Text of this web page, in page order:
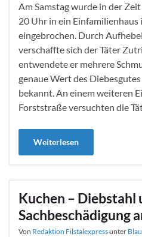
Am Samstag wurde in der
20 Uhr in ein
eingebrochen. Durch
verschaffte sich der Täter
entwendete er mehrere
genaue Wert des
bekannt. An einem weiteren
Forststraße versuchten die
Weiterlesen
Kuchen – Diebstahl
Sachbeschädigung
Von Redaktion Filstalexpressunter